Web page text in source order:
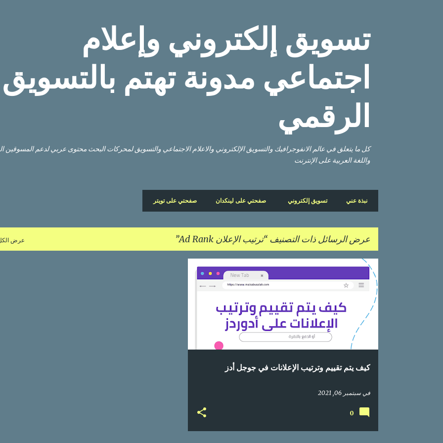
تسويق إلكتروني وإعلام
اجتماعي مدونة تهتم بالتسويق
الرقمي
كل ما يتعلق في عالم الانفوجرافيك والتسويق الإلكتروني والاعلام الاجتماعي والتسويق لمحركات البحث محتوى عربي لدعم المسوقين
واللغة العربية على الإنترنت
نبذة عني تسويق إلكتروني صفحتي على لينكدان صفحتي على تويتر
عرض الرسائل ذات التصنيف ترتيب الإعلان Ad Rank عرض
ا
ل
م
ش
كيف يتم تقييم وترتيب الإعلانات في جوجل أدز
فيسبتمبر 06, 2021
إعلانات جوجل +
3
0